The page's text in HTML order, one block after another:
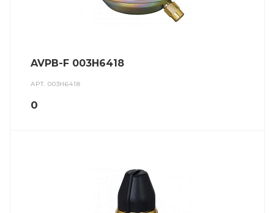
AVPB-F 003H6418
АРТ.003H6418
0